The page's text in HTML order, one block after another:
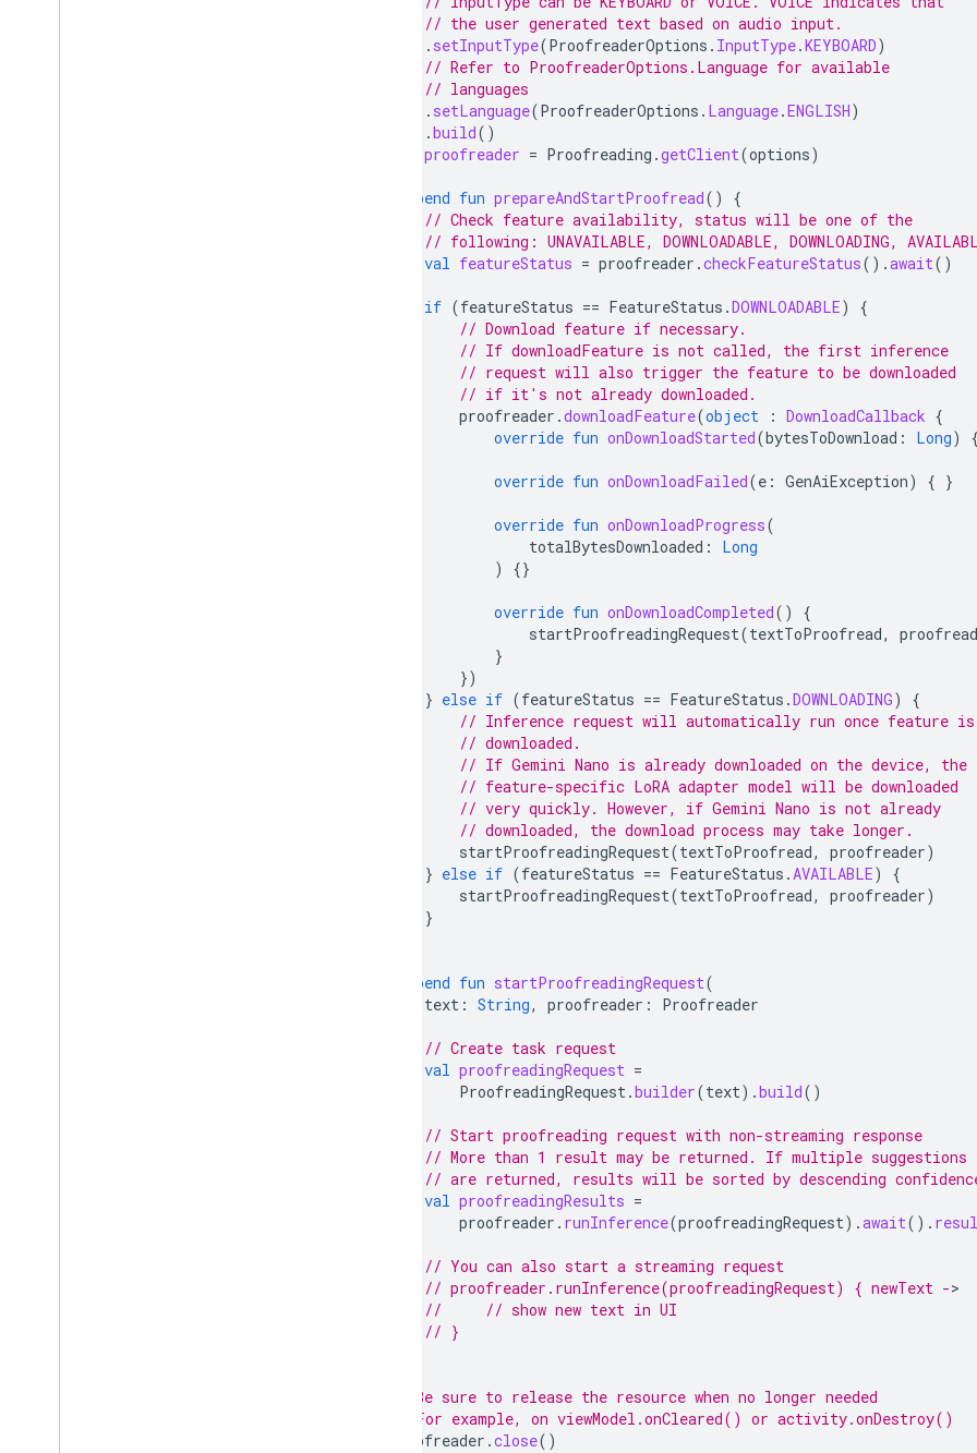
// the user generated text based on audio input.
. setInputType(ProofreaderOptions . InputType.KEYBOARD)
// Refer to ProofreaderOptions.Language for available
// languages
. setLanguage(ProofreaderOptions . Language.ENGLISH)
.build()
proofreader = Proofreading .getClient(options)
suspend fun prepareAndStartProofread()
{
// Check feature availability, status will be one of the
// following: UNAVAILABLE, DOWNLOADABLE, DOWNLOADING,
val featureStatus = proofreader .checkFeatureStatus().await()
if (featureStatus == FeatureStatus .DOWNLOADABLE)
{
// Download feature if necessary.
// If downloadFeature is not called, the first inference
// request will also trigger the feature to be downloaded
// if it's not already downloaded.
proofreader .downloadFeature(object : DownloadCallback {
override fun onDownloadStarted(bytesToDownload : Long) {
override fun onDownloadFailed(e : GenAiException) { }
override fun onDownloadProgress(
totalBytesDownloaded :
Long
)
{}
override fun onDownloadCompleted()
{
startProofreadingRequest(textToProofread,
}
})
} else if (featureStatus == FeatureStatus .DOWNLOADING)
{
// Inference request will automatically run once feature is
// downloaded.
// If Gemini Nano is already downloaded on the device, the
// feature-specific LoRA adapter model will be downloaded
// very quickly. However, if Gemini Nano is not already
// downloaded, the download process may take longer.
startProofreadingRequest(textToProofread, proofreader)
} else if (featureStatus == FeatureStatus .AVAILABLE)
{
startProofreadingRequest(textToProofread, proofreader)
}
suspend fun startProofreadingRequest(
text : String, proofreader :
Proofreader
// Create task request
val proofreadingRequest =
ProofreadingRequest.builder(text).build()
// Start proofreading request with non-streaming response
// More than 1 result may be returned. If multiple suggestions
// are returned, results will be sorted by descending
val proofreadingResults =
proofreader . runInference(proofreadingRequest).await().
// You can also start a streaming request
// proofreader.runInference(proofreadingRequest) { newText -
//     // show new text in UI
// }
// Be sure to release the resource when no longer needed
// For example, on viewModel.onCleared() or activity.onDestroy()
proofreader .close()